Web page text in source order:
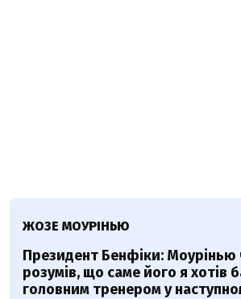
ЖОЗЕ МОУРІНЬЮ
Президент Бенфіки: Моурінью
розумів, що саме його я хотів
головним тренером у